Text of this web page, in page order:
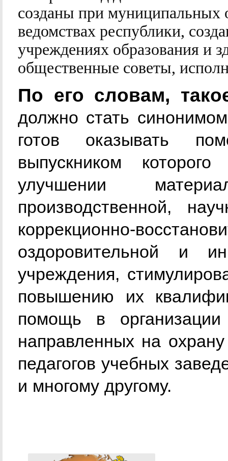
созданы при муниципальных
ведомствах республики,
учреждениях образования и
общественные советы,
По его словам,
должно стать
готов оказывать
выпускником
улучшении
производственной,
коррекционно-
оздоровительной и
учреждения,
повышению их
помощь в
направленных на
педагогов учебных
и многому другому.